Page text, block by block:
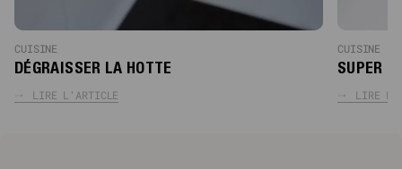
CUISINE
DÉGRAISSER LA HOTTE
LIRE L'ARTICLE
CUISINE
SUPER
LIRE